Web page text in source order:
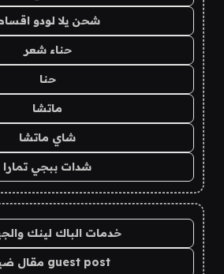
شحن يلا لودو
حناء شعر
حنا
ماتشا
شاي ماتشا
شدات ببجي تمارا
خدمات الباك لينك
guest post مقال ضيف